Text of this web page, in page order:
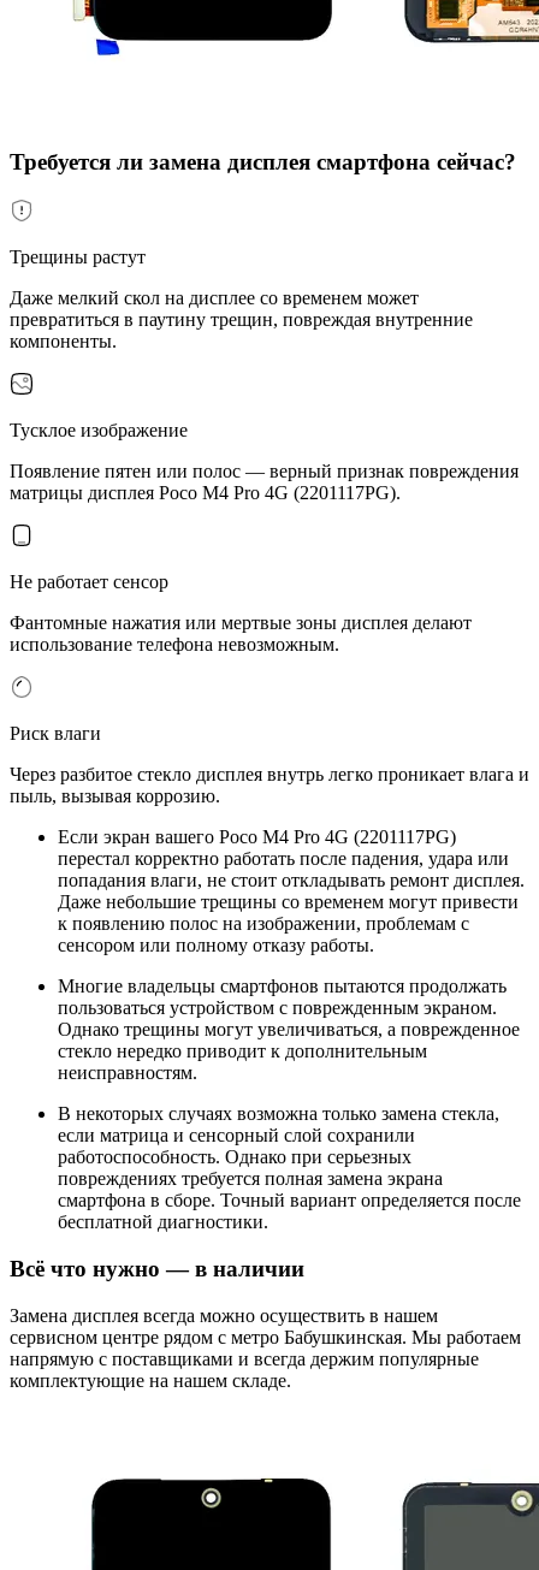
Требуется ли замена дисплея смартфона сейчас?
Трещины растут
Даже мелкий скол на дисплее со временем может
превратиться в паутину трещин, повреждая внутренние
компоненты.
Тусклое изображение
Появление пятен или полос — верный признак повреждения
матрицы дисплея Poco M4 Pro 4G (2201117PG).
Не работает сенсор
Фантомные нажатия или мертвые зоны дисплея делают
использование телефона невозможным.
Риск влаги
Через разбитое стекло дисплея внутрь легко проникает влага и
пыль, вызывая коррозию.
Если экран вашего Poco M4 Pro 4G (2201117PG)
перестал корректно работать после падения, удара или
попадания влаги, не стоит откладывать ремонт дисплея.
Даже небольшие трещины со временем могут привести
к появлению полос на изображении, проблемам с
сенсором или полному отказу работы.
Многие владельцы смартфонов пытаются продолжать
пользоваться устройством с поврежденным экраном.
Однако трещины могут увеличиваться, а поврежденное
стекло нередко приводит к дополнительным
неисправностям.
В некоторых случаях возможна только замена стекла,
если матрица и сенсорный слой сохранили
работоспособность. Однако при серьезных
повреждениях требуется полная замена экрана
смартфона в сборе. Точный вариант определяется после
бесплатной диагностики.
Всё что нужно — в наличии
Замена дисплея всегда можно осуществить в нашем
сервисном центре рядом с метро Бабушкинская. Мы работаем
напрямую с поставщиками и всегда держим популярные
комплектующие на нашем складе.